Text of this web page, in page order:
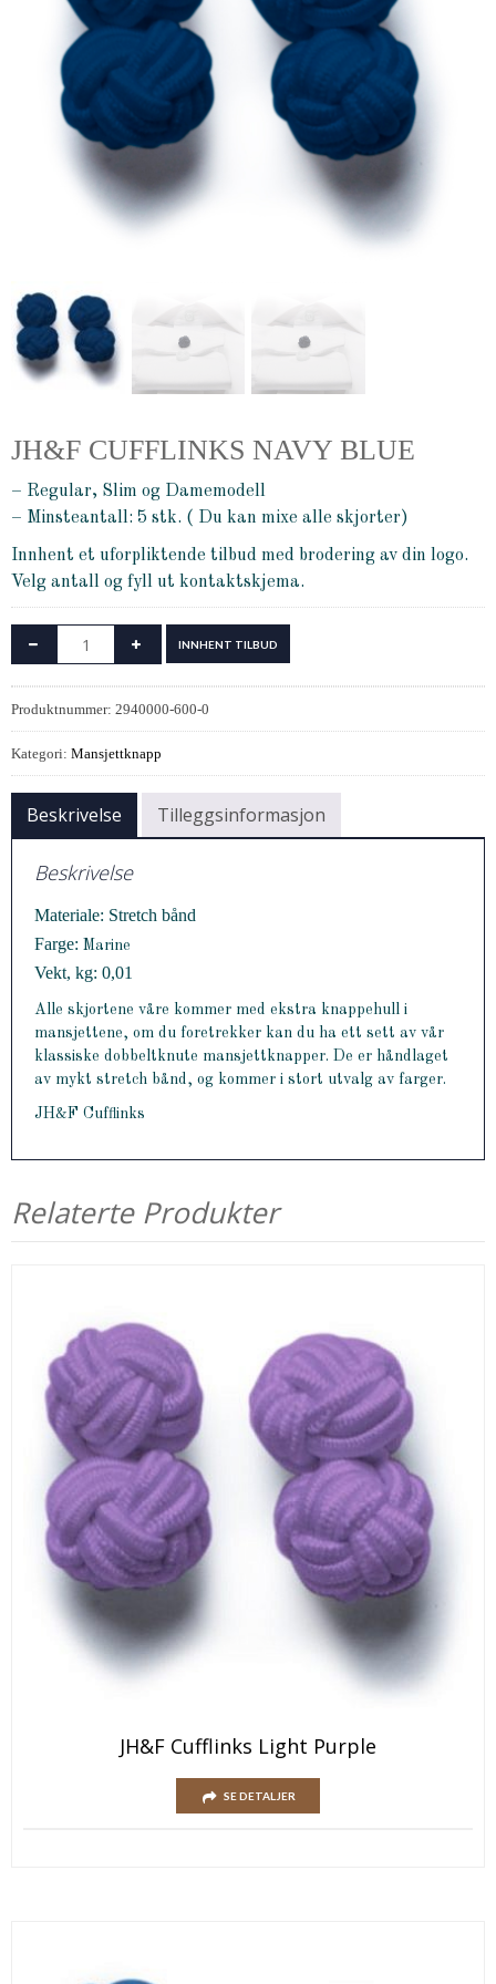
JH&F CUFFLINKS NAVY BLUE
– Regular, Slim og Damemodell
– Minsteantall: 5 stk. ( Du kan mixe alle skjorter)
Innhent et uforpliktende tilbud med brodering av din logo.
Velg antall og fyll ut kontaktskjema.
INNHENT TILBUD
Produktnummer: 2940000-600-0
Kategori: Mansjettknapp
Beskrivelse Tilleggsinformasjon
Beskrivelse
Materiale: Stretch bånd
Farge: Marine
Vekt, kg: 0,01
Alle skjortene våre kommer med ekstra knappehull i
mansjettene, om du foretrekker kan du ha ett sett av vår
klassiske dobbeltknute mansjettknapper. De er håndlaget
av mykt stretch bånd, og kommer i stort utvalg av farger.
JH&F Cufflinks
Relaterte Produkter
JH&F Cufflinks Light Purple
SE DETALJER